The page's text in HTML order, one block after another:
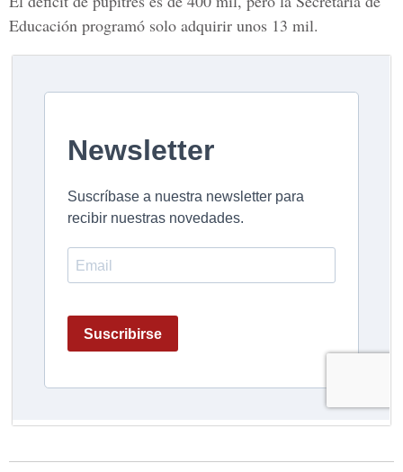
Educación programó solo adquirir unos 13 mil.